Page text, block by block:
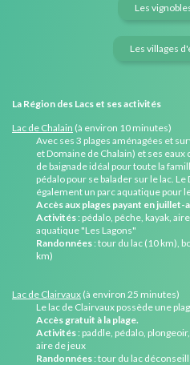
Les
Les villages
La Région des Lacs et ses activités
Lac de Chalain (à environ 10 minutes)
Avec ses 3 plages aménagées et
et Domaine de Chalain) et ses eaux
de baignade idéal pour toute la
pédalo pour se balader sur le lac.
également un parc aquatique pour
Accès aux plages payant en juillet-
Activités : pédalo, pêche, kayak,
aquatique "Les Lagons"
Randonnées : tour du lac (10 km),
km)
Lac de Clairvaux (à environ 25 minutes)
Le lac de Clairvaux possède une
Accès gratuit à la plage.
Activités : paddle, pédalo,
aire de jeux
Randonnées : tour du lac